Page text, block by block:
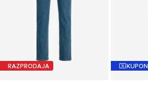
RAZPRODAJA KUPON